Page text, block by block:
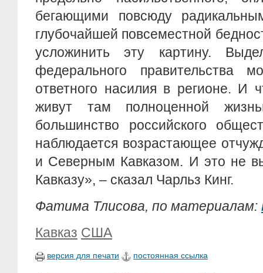
бегающими повсюду
глубочайшей повсеместной
усложинить эту картину.
федерального правительства
ответного насилия в регионе. И
живут там полноценной
большинство российского
наблюдается возрастающее
и Северным Кавказом. И это не
Кавказу», – сказал Чарльз Кинг.
Фатима Тлисова, по материалам:
Кавказ США
версия для печати постоянная ссылка